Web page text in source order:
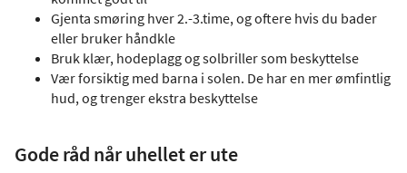
Gjenta smøring hver 2.-3.time, og oftere hvis du bader
eller bruker håndkle
Bruk klær, hodeplagg og solbriller som beskyttelse
Vær forsiktig med barna i solen. De har en mer ømfintlig
hud, og trenger ekstra beskyttelse
Gode råd når uhellet er ute